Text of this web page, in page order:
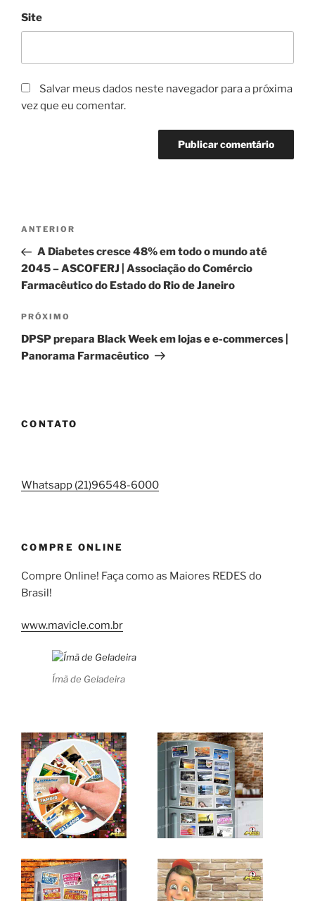
Site
Salvar meus dados neste navegador para a próxima
vez que eu comentar.
Navegação
Post
Post
anterior
ANTERIOR
A Diabetes cresce 48% em todo o mundo até
2045 – ASCOFERJ | Associação do Comércio
Farmacêutico do Estado do Rio de Janeiro
Próximo
post
PRÓXIMO
DPSP prepara Black Week em lojas e e-commerces |
Panorama Farmacêutico
CONTATO
Whatsapp (21)96548-6000
COMPRE ONLINE
Compre Online! Faça como as Maiores REDES do
Brasil!
www.mavicle.com.br
Ímã de Geladeira